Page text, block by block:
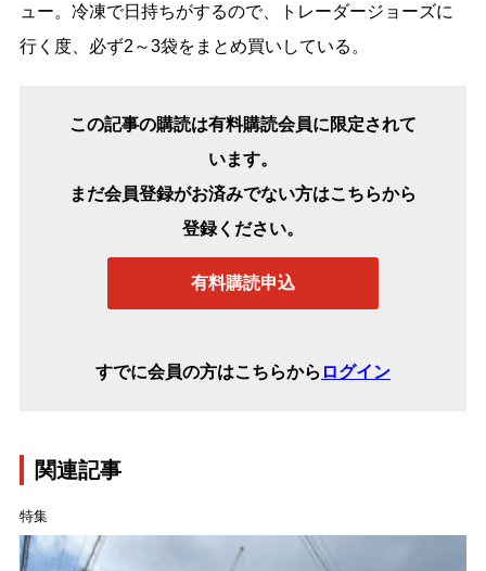
ュー。冷凍で日持ちがするので、トレーダージョーズに
行く度、必ず2～3袋をまとめ買いしている。
この記事の購読は有料購読会員に限定されて
います。
まだ会員登録がお済みでない方はこちらから
登録ください。
有料購読申込
すでに会員の方はこちらから ログイン
関連記事
特集